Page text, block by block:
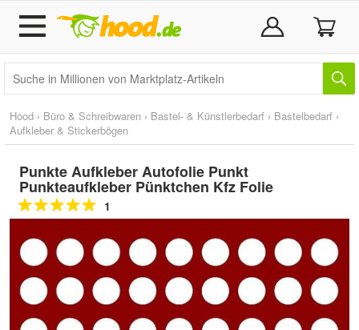
Hood › Büro & Schreibwaren › Bastel- & Künstlerbedarf › Bastelbedarf ›
Aufkleber & Stickerbögen
Punkte Aufkleber Autofolie Punkt
Punkteaufkleber Pünktchen Kfz Folie
1